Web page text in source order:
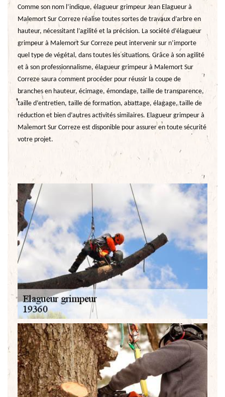
Comme son nom l’indique, élagueur grimpeur Jean Elagueur à
Malemort Sur Correze réalise toutes sortes de travaux d’arbre en
hauteur, nécessitant l’agilité et la précision. La société d’élagueur
grimpeur à Malemort Sur Correze peut intervenir sur n’importe
quel type de végétal, dans toutes les situations. Grâce à son agilité
et à son professionnalisme, élagueur grimpeur à Malemort Sur
Correze saura comment procéder pour réussir la coupe de
branches en hauteur, écimage, émondage, taille de transparence,
taille d’entretien, taille de formation, abattage, élagage, taille de
réduction et bien d’autres activités similaires. Elagueur grimpeur à
Malemort Sur Correze est disponible pour assurer en toute sécurité
votre projet.